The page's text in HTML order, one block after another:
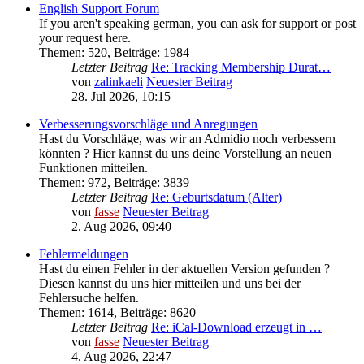
English Support Forum
If you aren't speaking german, you can ask for support or post
your request here.
Themen: 520, Beiträge: 1984
Letzter Beitrag Re: Tracking Membership Durat…
von zalinkaeli Neuester Beitrag
28. Jul 2026, 10:15
Verbesserungsvorschläge und Anregungen
Hast du Vorschläge, was wir an Admidio noch verbessern
könnten ? Hier kannst du uns deine Vorstellung an neuen
Funktionen mitteilen.
Themen: 972, Beiträge: 3839
Letzter Beitrag Re: Geburtsdatum (Alter)
von fasse Neuester Beitrag
2. Aug 2026, 09:40
Fehlermeldungen
Hast du einen Fehler in der aktuellen Version gefunden ?
Diesen kannst du uns hier mitteilen und uns bei der
Fehlersuche helfen.
Themen: 1614, Beiträge: 8620
Letzter Beitrag Re: iCal-Download erzeugt in …
von fasse Neuester Beitrag
4. Aug 2026, 22:47